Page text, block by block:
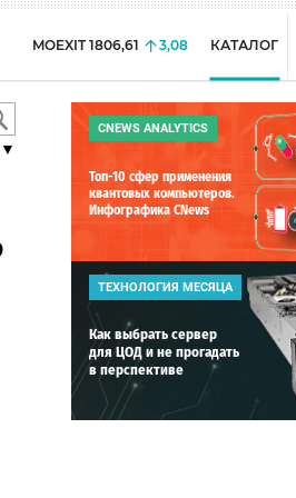
MOEXIT 1806,61 3,08 КАТАЛОГ
CNEWS ANALYTICS
Топ-10 сфер применения
квантовых компьютеров.
Инфографика CNews
ТЕХНОЛОГИЯ МЕСЯЦА
Как выбрать сервер
для ЦОД и не прогадать
в перспективе